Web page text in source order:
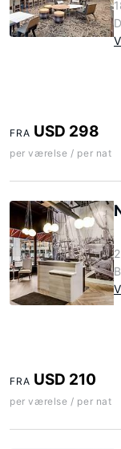
FRA USD 298
per værelse / per nat
FRA USD 210
per værelse / per nat